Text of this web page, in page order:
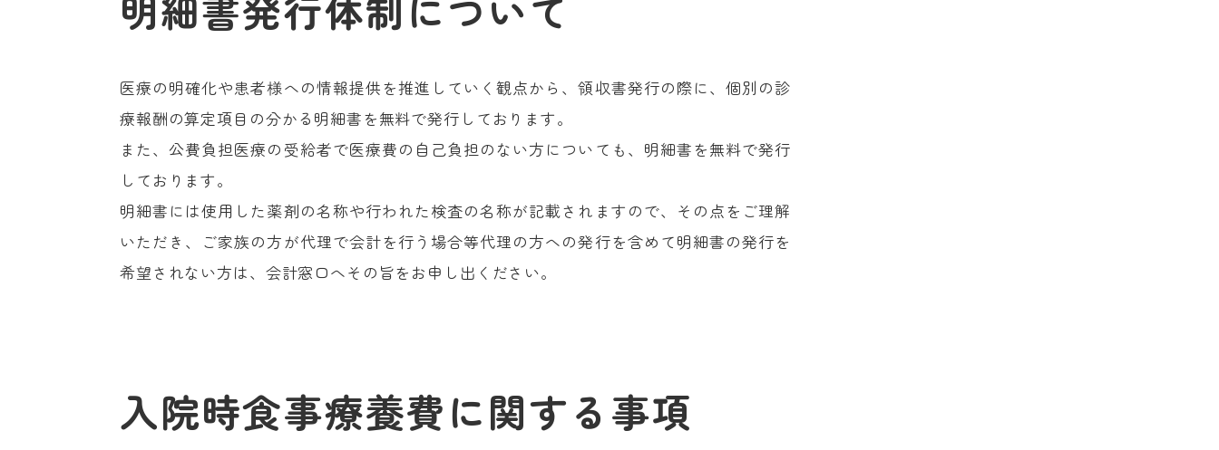
医療の明確化や患者様への情報提供を推進していく観点から、領収書発行の際に、個別の診
療報酬の算定項目の分かる明細書を無料で発行しております。
また、公費負担医療の受給者で医療費の自己負担のない方についても、明細書を無料で発行
しております。
明細書には使用した薬剤の名称や行われた検査の名称が記載されますので、その点をご理解
いただき、ご家族の方が代理で会計を行う場合等代理の方への発行を含めて明細書の発行を
希望されない方は、会計窓口へその旨をお申し出ください。
入院時食事療養費に関する事項